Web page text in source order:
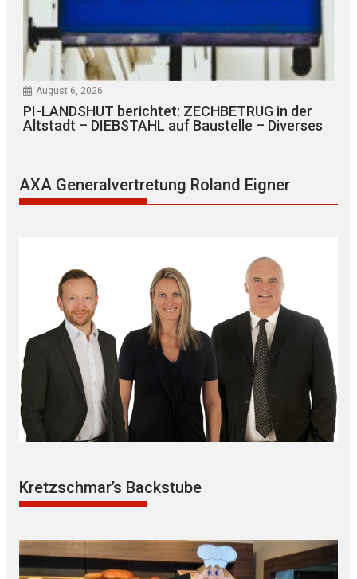
August 6, 2026
PI-LANDSHUT berichtet: ZECHBETRUG in der
Altstadt – DIEBSTAHL auf Baustelle – Diverses
AXA Generalvertretung Roland Eigner
Kretzschmar’s Backstube